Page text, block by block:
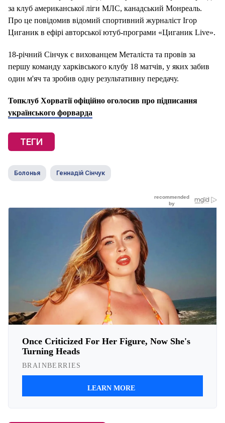
за клуб американської ліги МЛС, канадський Монреаль.
Про це повідомив відомий спортивний журналіст Ігор
Циганик в ефірі авторської ютуб-програми «Циганик Live».
18-річний Сінчук є вихованцем Металіста та провів за
першу команду харківського клубу 18 матчів, у яких забив
один м'яч та зробив одну результативну передачу.
Топклуб Хорватії офіційно оголосив про підписання
українського форварда
ТЕГИ
Болонья Геннадій Сінчук